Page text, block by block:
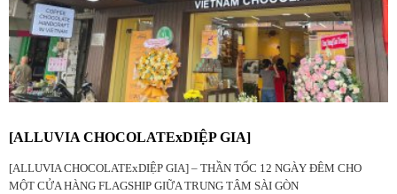
[ALLUVIA CHOCOLATExDIỆP GIA]
[ALLUVIA CHOCOLATExDIỆP GIA] – THẦN TỐC 12 NGÀY ĐÊM CHO
MỘT CỬA HÀNG FLAGSHIP GIỮA TRUNG TÂM SÀI GÒN